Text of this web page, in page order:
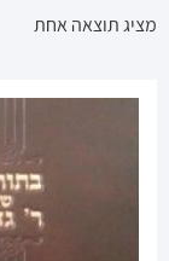
מציג תוצאה אחת